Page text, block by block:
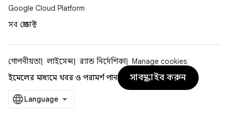
Google Cloud Platform
সব প্রোডাক্ট
গোপনীয়তা লাইসেন্স ব্র্যান্ড নির্দেশিকা
Manage cookies
ইমেলের মাধ্যমে খবর ও পরামর্শ পান
সাবস্ক্রাইব করুন